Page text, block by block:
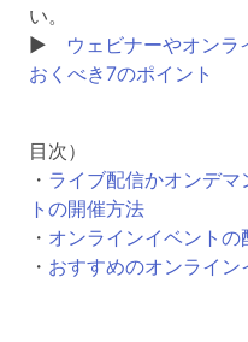
い。
▶ ウェビナーやオンラ
おくべき7のポイント
目次）
・ ライブ配信かオンデ
トの開催方法
・ オンラインイベント
・ おすすめのオンライ